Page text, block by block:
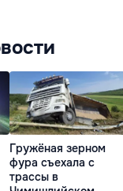
Гружёная зерном
фура съехала с
трассы в